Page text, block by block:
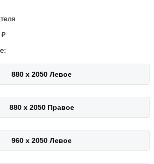
₽
880 х 2050 Левое
880 х 2050 Правое
960 х 2050 Левое